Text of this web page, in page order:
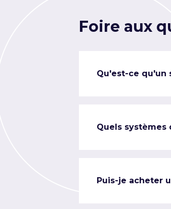
Foire aux
Qu'est-ce qu'un
Quels
Puis-je acheter